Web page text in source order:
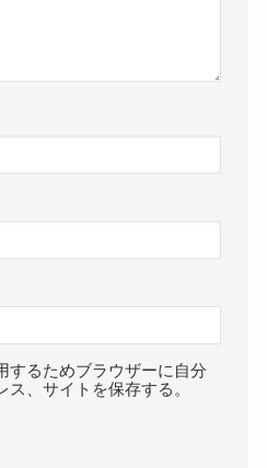
するためブラウザーに自分
、サイトを保存する。